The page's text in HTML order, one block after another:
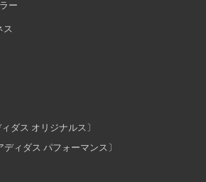
ー
ス
ダス オリジナルス〕
ディダス パフォーマンス〕